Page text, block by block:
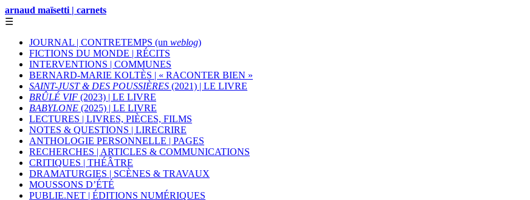
arnaud maïsetti | carnets
☰
JOURNAL | CONTRETEMPS (un weblog)
FICTIONS DU MONDE | RÉCITS
INTERVENTIONS | COMMUNES
BERNARD-MARIE KOLTÈS | « RACONTER BIEN »
SAINT-JUST & DES POUSSIÈRES (2021) | LE LIVRE
BRÛLÉ VIF (2023) | LE LIVRE
BABYLONE (2025) | LE LIVRE
LECTURES | LIVRES, PIÈCES, FILMS
NOTES & QUESTIONS | LIRECRIRE
ANTHOLOGIE PERSONNELLE | PAGES
RECHERCHES | ARTICLES & COMMUNICATIONS
CRITIQUES | THÉÂTRE
DRAMATURGIES | SCÈNES & TRAVAUX
MOUSSONS D’ÉTÉ
PUBLIE.NET | ÉDITIONS NUMÉRIQUES